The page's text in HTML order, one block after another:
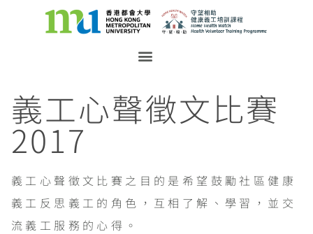
義工心聲徵文比賽
2017
義工心聲徵文比賽之目的是希望鼓勵社區健康
義工反思義工的角色，互相了解、學習，並交
流義工服務的心得。